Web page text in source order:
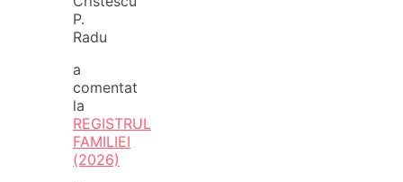
P.
Radu
a
comentat
la
REGISTRUL
FAMILIEI
(2026)